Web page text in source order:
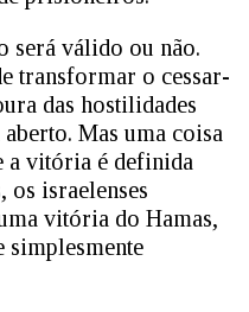
será válido ou não.
transformar o cessar-
das hostilidades
Mas uma coisa
a vitória é definida
os israelenses
vitória do Hamas,
simplesmente